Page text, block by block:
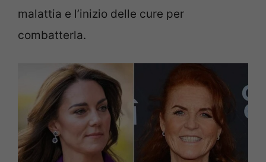
malattia e l’inizio delle cure per
combatterla.